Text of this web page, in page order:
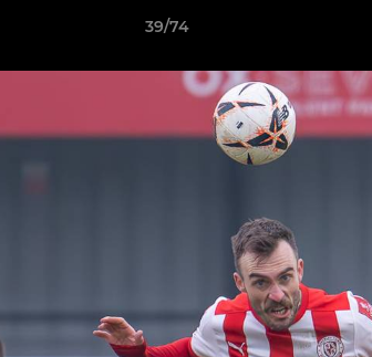
39/74